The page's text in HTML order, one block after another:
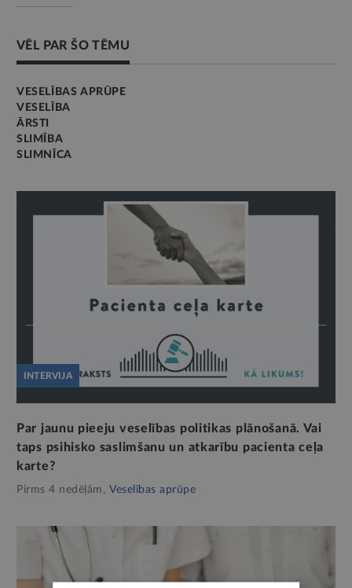
VĒL PAR ŠO TĒMU
VESELĪBAS APRŪPE
VESELĪBA
ĀRSTI
SLIMĪBA
SLIMNĪCA
INTERVIJA
Par jaunu pieeju veselības politikas plānošanā. Vai
taps psihisko saslimšanu un atkarību pacienta ceļa
karte?
Pirms 4 nedēļām, Veselības aprūpe